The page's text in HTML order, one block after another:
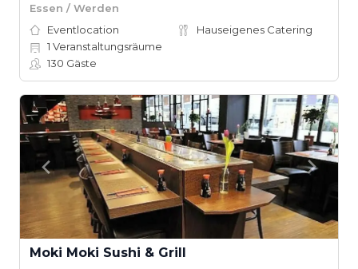
Essen / Werden
Eventlocation
Hauseigenes Catering
1 Veranstaltungsräume
130 Gäste
Moki Moki Sushi & Grill